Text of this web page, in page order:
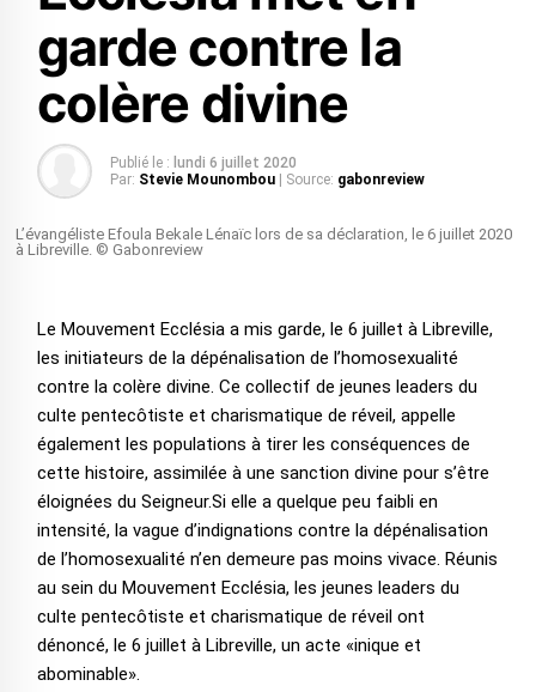
garde contre la
colère divine
Publié le : lundi 6 juillet 2020
Par: Stevie Mounombou | Source: gabonreview
L’évangéliste Efoula Bekale Lénaïc lors de sa déclaration, le 6 juillet 2020
à Libreville. © Gabonreview
Le Mouvement Ecclésia a mis garde, le 6 juillet à Libreville,
les initiateurs de la dépénalisation de l’homosexualité
contre la colère divine. Ce collectif de jeunes leaders du
culte pentecôtiste et charismatique de réveil, appelle
également les populations à tirer les conséquences de
cette histoire, assimilée à une sanction divine pour s’être
éloignées du Seigneur.Si elle a quelque peu faibli en
intensité, la vague d’indignations contre la dépénalisation
de l’homosexualité n’en demeure pas moins vivace. Réunis
au sein du Mouvement Ecclésia, les jeunes leaders du
culte pentecôtiste et charismatique de réveil ont
dénoncé, le 6 juillet à Libreville, un acte «inique et
abominable».